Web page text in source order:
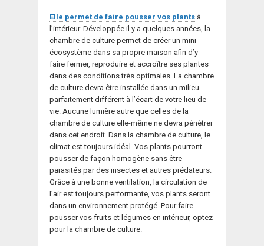
Elle permet de faire pousser vos plants à
l’intérieur. Développée il y a quelques années, la
chambre de culture permet de créer un mini-
écosystème dans sa propre maison afin d’y
faire fermer, reproduire et accroître ses plantes
dans des conditions très optimales. La chambre
de culture devra être installée dans un milieu
parfaitement différent à l’écart de votre lieu de
vie. Aucune lumière autre que celles de la
chambre de culture elle-même ne devra pénétrer
dans cet endroit. Dans la chambre de culture, le
climat est toujours idéal. Vos plants pourront
pousser de façon homogène sans être
parasités par des insectes et autres prédateurs.
Grâce à une bonne ventilation, la circulation de
l’air est toujours performante, vos plants seront
dans un environnement protégé. Pour faire
pousser vos fruits et légumes en intérieur, optez
pour la chambre de culture.